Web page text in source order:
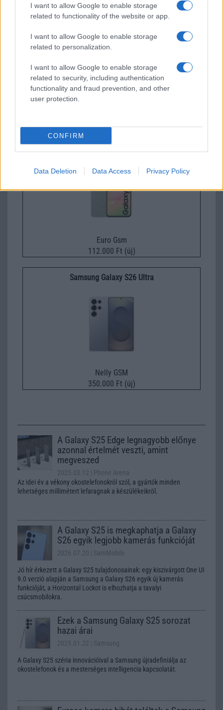
I want to allow Google to enable storage
related to functionality of the website or app.
I want to allow Google to enable storage
related to personalization.
I want to allow Google to enable storage
related to security, including authentication
functionality and fraud prevention, and other
user protection.
CONFIRM
Data Deletion Data Access Privacy Policy
Samsung Galaxy S26
Samsung Galaxy A56
Euro Gsm
112.000 Ft (új)
Samsung Galaxy S26 Ultra
Nelly GSM
350.000 Ft (új)
A Galaxy S25 Edge legnagyobb előnye
azonnal értelmét veszti, amint
megveszed
2025.03.12
| Phone Arena
Az idei év a vékony okostelefonokról szól, a gyártók minden
lehetséges millimétert lefaragnak a készülékeikről.
A Galaxy S25 is megkaphatja a Galaxy
S26 egyik legjobb kamerás funkcióját
2026.07.20 | SamMobile
Jó hír érkezett a Galaxy S25 tulajdonosainak: egy kiszivárgott One UI
9.0 verzió alapján a Samsung a Galaxy S26 egyik új kamerás
funkcióját, a Horizontal Lockot is elhozhatja a tavalyi
csúcsmobilokra.
Ezek a Samsung Galaxy S25 sorozat
hazai árai
2025.01.22 | Samsung
A Galaxy S25 széria innovációival a Samsung újradefiniálja az
okostelefonok és a mesterséges intelligencia kapcsolatát.